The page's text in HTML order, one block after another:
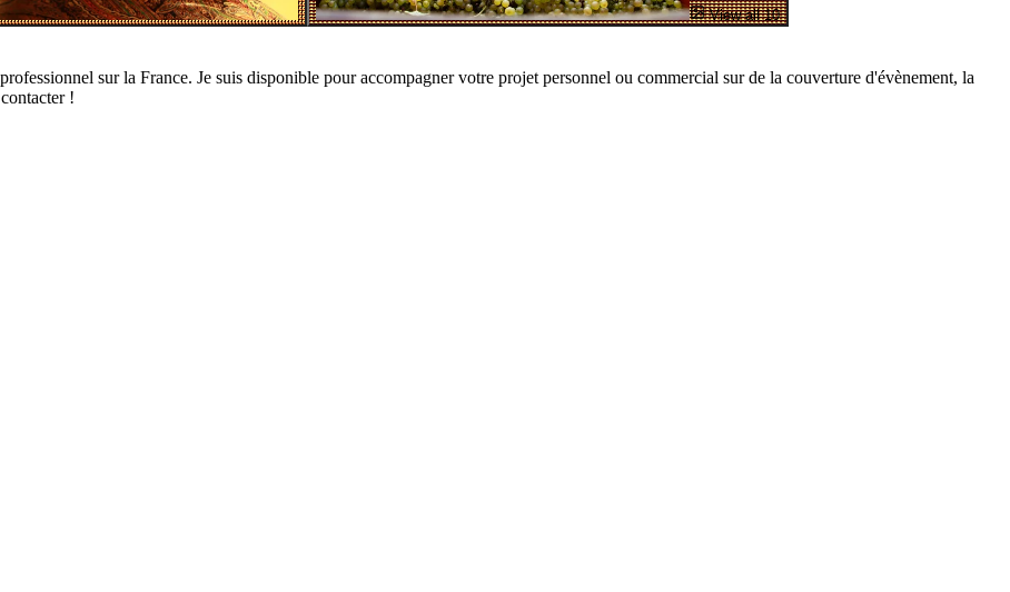
View all 10
sur la France. Je suis disponible pour accompagner votre projet personnel ou commercial sur de la couverture d'évènement, la
!